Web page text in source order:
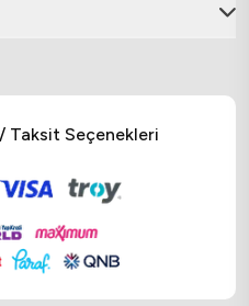
Taksit Seçenekleri